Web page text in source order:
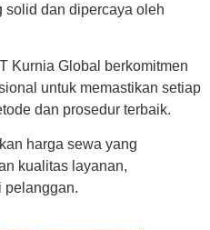
solid dan dipercaya oleh
Kurnia Global berkomitmen
untuk memastikan setiap
dan prosedur terbaik.
harga sewa yang
kualitas layanan,
pelanggan.